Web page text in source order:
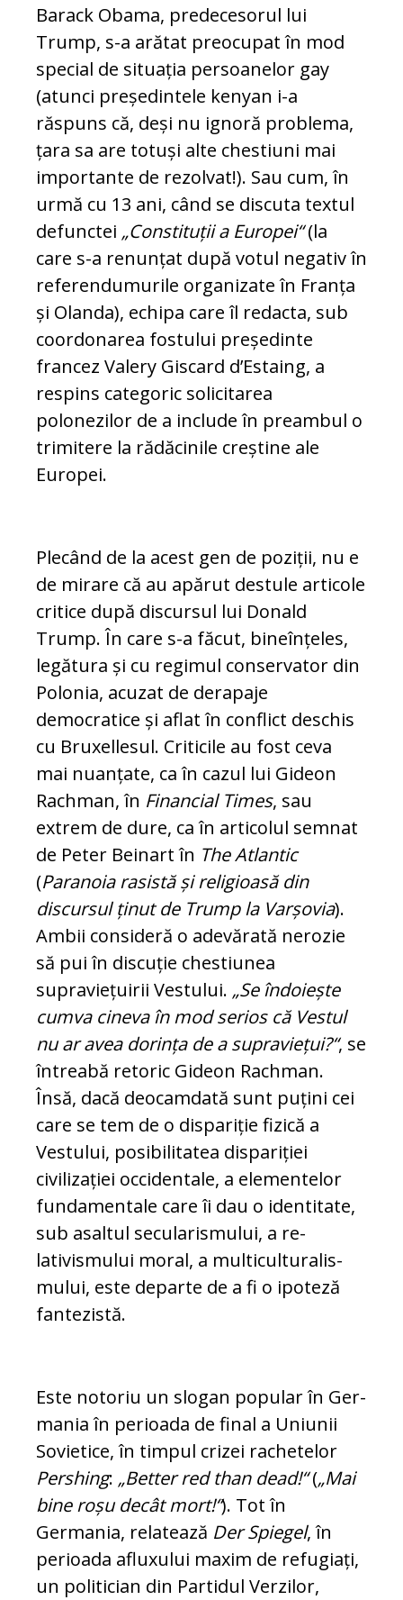
Barack Obama, predecesorul lui
Trump, s-a arătat preo­cupat în mod
special de situația per­soa­nelor gay
(atunci președintele kenyan i-a
răspuns că, deși nu ignoră problema,
țara sa are totuși alte chestiuni mai
importante de rezolvat!). Sau cum, în
urmă cu 13 ani, când se discuta textul
defunctei „Cons­ti­tuții a Europei“(la
care s-a renunțat du­pă votul negativ în
referendumurile or­ga­nizate în Franța
și Olanda), echipa care îl redacta, sub
coordonarea fostului preș­e­dinte
francez Valery Giscard d’Estaing, a
respins categoric solicitarea
polonezilor de a include în preambul o
trimitere la rădăcinile creș­tine ale
Europei.
Plecând de la acest gen de po­ziții, nu e
de mirare că au apărut destule articole
cri­tice după discursul lui Donald
Trump. În care s-a făcut, bineînțeles,
legătura și cu regimul conservator din
Polonia, acuzat de de­rapaje
democratice și aflat în conflict deschis
cu Bruxellesul. Criticile au fost ceva
mai nuanțate, ca în cazul lui Gideon
Rachman, în Financial Times, sau
extrem de dure, ca în articolul semnat
de Peter Beinart în The Atlantic
(Paranoia rasistă și religioasă din
discursul ținut de Trump la Varșovia).
Ambii consideră o adevărată nerozie
să pui în discuție ches­tiunea
supraviețuirii Vestului. „Se în­do­ieș­te
cumva cineva în mod serios că Vestul
nu ar avea dorința de a supraviețui?“, se
întreabă retoric Gideon Rachman.
Însă, dacă deocamdată sunt puțini cei
care se tem de o dispariție fizică a
Vestului, po­si­bilitatea dispariției
civilizației occidentale, a elementelor
fundamentale care îi dau o identitate,
sub asaltul secularismului, a re­
lativismului moral, a multicul­tu­ra­lis­
mu­lui, este departe de a fi o ipoteză
fan­te­zistă.
Este notoriu un slogan popular în Ger­
ma­nia în perioada de final a Uniunii
So­vie­tice, în timpul cri­zei rachetelor
Pershing: „Better red than dead!“(„Mai
bine roșu decât mort!“). Tot în
Germania, relatează Der Spiegel, în
perioada afluxului maxim de refugiați,
un politician din Partidul Ver­zilor,